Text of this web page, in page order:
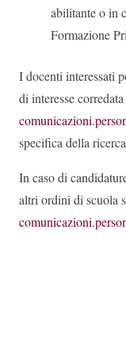
abilitante o in
Formazione
I docenti interessati
di interesse
specifica della
In caso di
altri ordini di scuola